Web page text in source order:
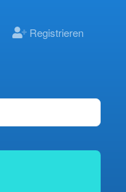
Registrieren